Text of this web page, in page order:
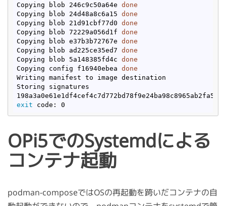
Copying blob 246c9c50a64e done
Copying blob 24d48a8c6a15 done
Copying blob 21d91cbf77d0 done
Copying blob 72229a056d1f done
Copying blob e37b3b72767e done
Copying blob ad225ce35ed7 done
Copying blob 5a148385fd4c done
Copying config f16940ebea done
Writing manifest to image destination
Storing signatures
exit
OPi5でのSystemdによる
コンテナ起動
podman-composeではOSの再起動を跨いだコンテナの自